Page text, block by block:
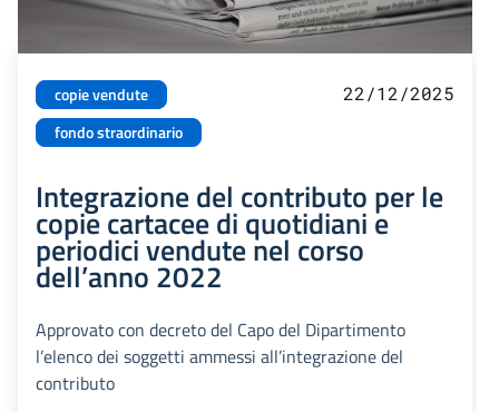
copie vendute
fondo straordinario
22/12/2025
Integrazione del contributo per le
copie cartacee di quotidiani e
periodici vendute nel corso
dell’anno 2022
Approvato con decreto del Capo del Dipartimento
l’elenco dei soggetti ammessi all’integrazione del
contributo